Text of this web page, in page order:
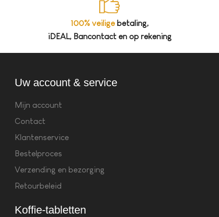
100% veiligebetaling,
iDEAL, Bancontact en op rekening
Uw account & service
Mijn account
Contact
Klantenservice
Bestelproces
Verzending en bezorging
Retourbeleid
Koffie-tabletten